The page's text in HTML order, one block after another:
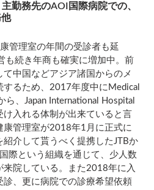
勤務先のAOI国際病院での、
管理室の年間の受診者も延
も続き年商も確実に増加中。前
中国などアジア諸国からのメ
るため、2017年度中にMedical
ら、Japan International Hospital
入れる体制が出来ていると言
康管理室が2018年1月に正式に
介して貰うべく提携したJTBか
際という組織を通じて、少人数
来院している。また2018年に入
診、更に病院での診療希望依頼